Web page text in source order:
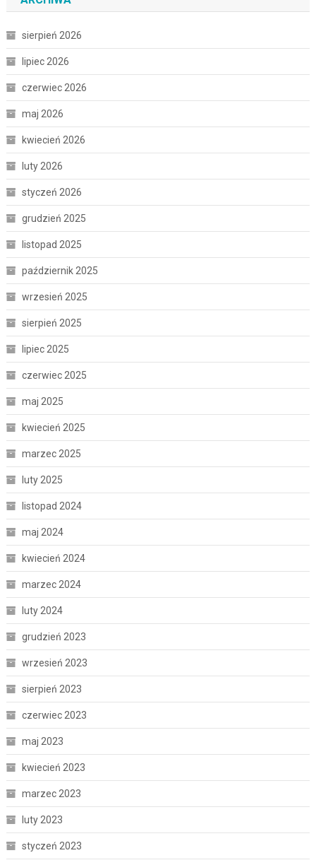
sierpień 2026
lipiec 2026
czerwiec 2026
maj 2026
kwiecień 2026
luty 2026
styczeń 2026
grudzień 2025
listopad 2025
październik 2025
wrzesień 2025
sierpień 2025
lipiec 2025
czerwiec 2025
maj 2025
kwiecień 2025
marzec 2025
luty 2025
listopad 2024
maj 2024
kwiecień 2024
marzec 2024
luty 2024
grudzień 2023
wrzesień 2023
sierpień 2023
czerwiec 2023
maj 2023
kwiecień 2023
marzec 2023
luty 2023
styczeń 2023